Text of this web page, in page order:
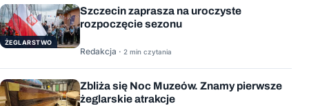
ŻEGLARSTWO
Szczecin zaprasza na uroczyste
rozpoczęcie sezonu
Redakcja · 2 min czytania
Zbliża się Noc Muzeów. Znamy pierwsze
żeglarskie atrakcje